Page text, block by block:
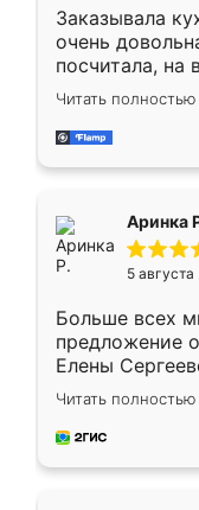
Заказывала
очень
посчитала, на
Замерщик
делу со всей
за день,
Читать полностью
Аринка
5
Больше всех
предложение
Елены
короткие
для замера
предложил по
Читать полностью